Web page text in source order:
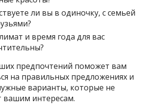
ли вы в одиночку, с семьей
и время года для вас
предпочтений поможет вам
на правильных предложениях и
варианты, которые не
вашим интересам.